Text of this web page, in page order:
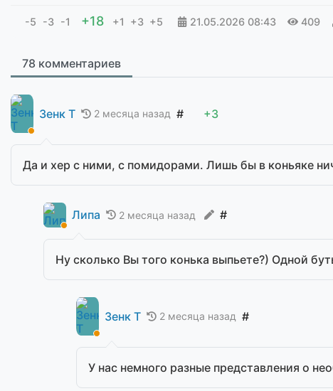
-5 -3 -1 +18 +1 +3 +5 21.05.2026 08:43 409
78 комментариев
Зенк Т 2 месяца назад # +3
Да и хер с ними, с помидорами. Лишь бы в коньяке
Липа 2 месяца назад #
Ну сколько Вы того конька выпьете?) Одной
Зенк Т 2 месяца назад #
У нас немного разные представления о